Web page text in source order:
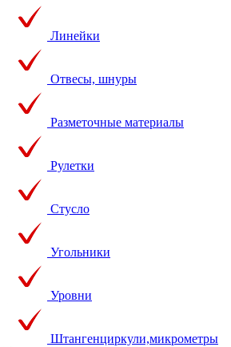
Линейки
Отвесы, шнуры
Разметочные материалы
Рулетки
Стусло
Угольники
Уровни
Штангенциркули,микрометры